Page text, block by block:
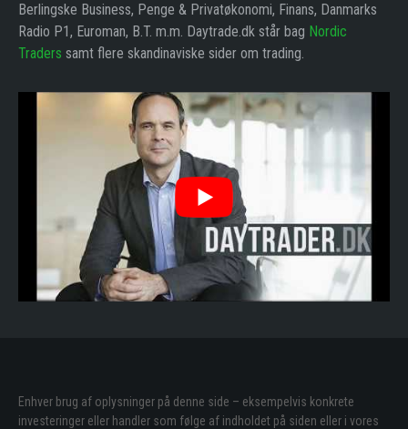
Berlingske Business, Penge & Privatøkonomi, Finans, Danmarks
Radio P1, Euroman, B.T. m.m. Daytrade.dk står bag Nordic
Traders samt flere skandinaviske sider om trading.
Enhver brug af oplysninger på denne side – eksempelvis konkrete
investeringer eller handler som følge af indholdet på siden eller i vores